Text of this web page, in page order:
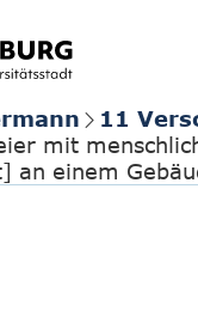
11
mit
an einem